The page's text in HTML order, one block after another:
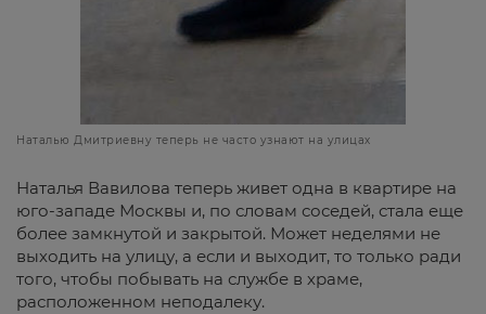
Наталью Дмитриевну теперь не часто узнают на улицах
Наталья Вавилова теперь живет одна в квартире на
юго-западе Москвы и, по словам соседей, стала еще
более замкнутой и закрытой. Может неделями не
выходить на улицу, а если и выходит, то только ради
того, чтобы побывать на службе в храме,
расположенном неподалеку.